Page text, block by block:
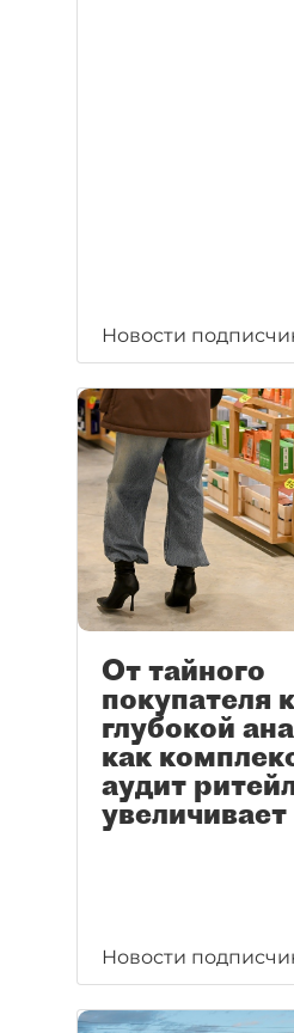
Новости
От тайного
покупателя к
глубокой
как
аудит
Новости